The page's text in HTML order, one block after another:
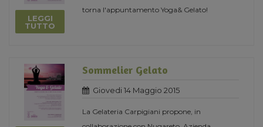
LEGGI
TUTTO
torna l'appuntamento Yoga& Gelato!
Sommelier Gelato
Giovedi 14 Maggio 2015
La Gelateria Carpigiani propone, in